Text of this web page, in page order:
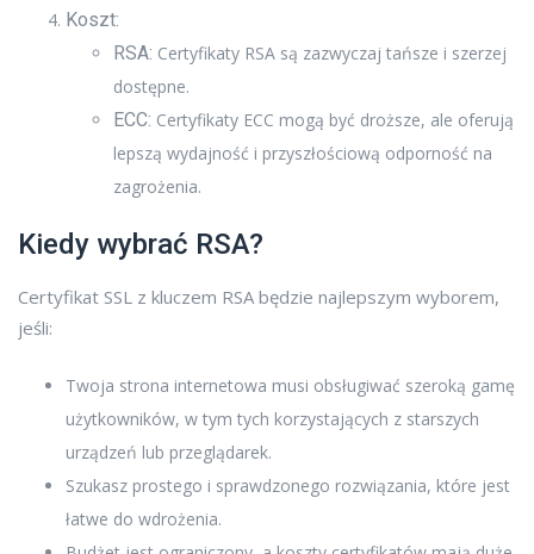
Koszt:
RSA: Certyfikaty RSA są zazwyczaj tańsze i szerzej
dostępne.
ECC: Certyfikaty ECC mogą być droższe, ale oferują
lepszą wydajność i przyszłościową odporność na
zagrożenia.
Kiedy wybrać RSA?
Certyfikat SSL z kluczem RSA będzie najlepszym wyborem,
jeśli:
Twoja strona internetowa musi obsługiwać szeroką gamę
użytkowników, w tym tych korzystających z starszych
urządzeń lub przeglądarek.
Szukasz prostego i sprawdzonego rozwiązania, które jest
łatwe do wdrożenia.